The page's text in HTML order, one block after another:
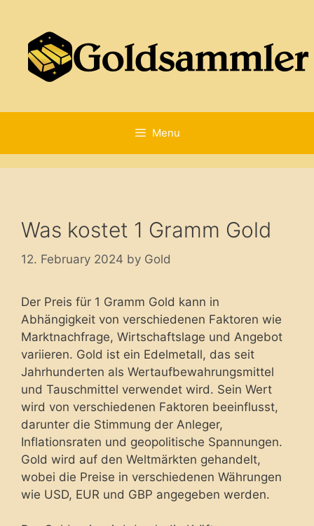
content
Menu
Was kostet 1 Gramm Gold
12. February 2024 by Gold
Der Preis für 1 Gramm Gold kann in
Abhängigkeit von verschiedenen Faktoren wie
Marktnachfrage, Wirtschaftslage und Angebot
variieren. Gold ist ein Edelmetall, das seit
Jahrhunderten als Wertaufbewahrungsmittel
und Tauschmittel verwendet wird. Sein Wert
wird von verschiedenen Faktoren beeinflusst,
darunter die Stimmung der Anleger,
Inflationsraten und geopolitische Spannungen.
Gold wird auf den Weltmärkten gehandelt,
wobei die Preise in verschiedenen Währungen
wie USD, EUR und GBP angegeben werden.